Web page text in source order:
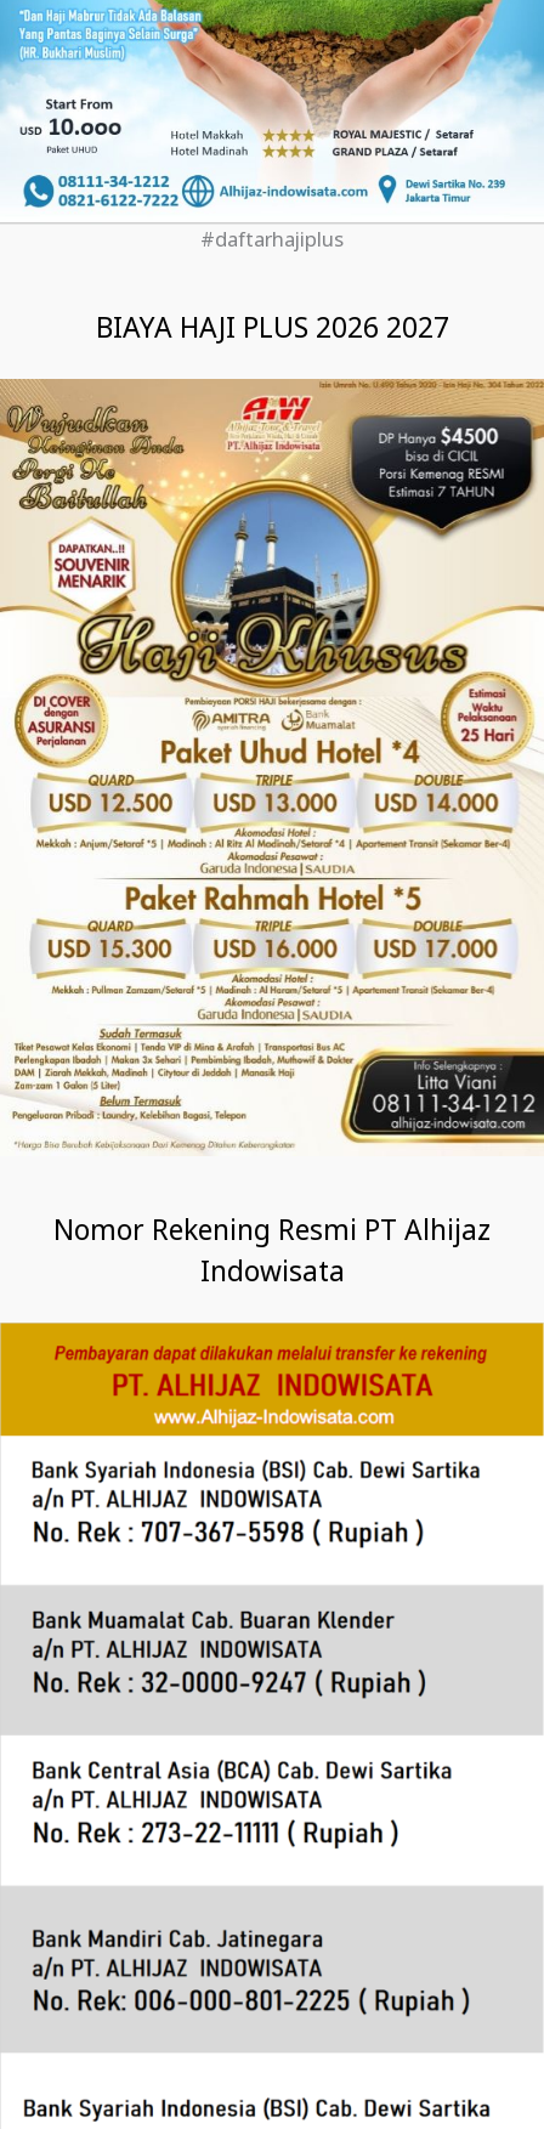
#daftarhajiplus
BIAYA HAJI PLUS 2026 2027
Nomor Rekening Resmi PT Alhijaz
Indowisata